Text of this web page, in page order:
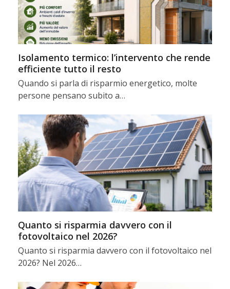
Isolamento termico: l’intervento che rende
efficiente tutto il resto
Quando si parla di risparmio energetico, molte
persone pensano subito a…
Quanto si risparmia davvero con il
fotovoltaico nel 2026?
Quanto si risparmia davvero con il fotovoltaico nel
2026? Nel 2026…